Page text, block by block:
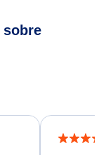
sobre